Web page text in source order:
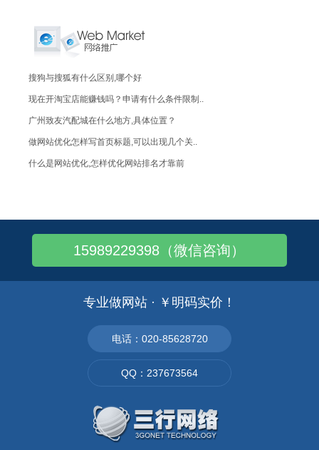
搜狗与搜狐有什么区别,哪个好
现在开淘宝店能赚钱吗？申请有什么条件限制..
广州致友汽配城在什么地方,具体位置？
做网站优化怎样写首页标题,可以出现几个关..
什么是网站优化,怎样优化网站排名才靠前
网站页面内容需要注意些什么?
网页设计对比图像更具吸引力
企业网站的管理后台和网站优化的关系
15989229398（微信咨询）
专业做网站 · ￥明码实价！
电话：020-85628720
QQ：237673564